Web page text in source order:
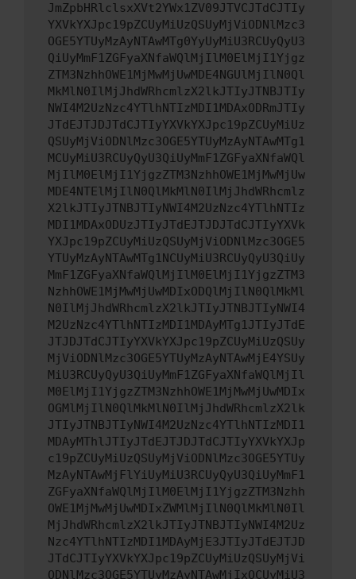
JmZpbHRlclsxXVt2YWx1ZV09JTVCJTdCJTIy
YXVkYXJpc19pZCUyMiUzQSUyMjViODNlMzc3
OGE5YTUyMzAyNTAwMTg0YyUyMiU3RCUyQyU3
QiUyMmF1ZGFyaXNfaWQlMjIlM0ElMjI1Yjgz
ZTM3NzhhOWE1MjMwMjUwMDE4NGUlMjIlN0Ql
MkMlN0IlMjJhdWRhcmlzX2lkJTIyJTNBJTIy
NWI4M2UzNzc4YTlhNTIzMDI1MDAxODRmJTIy
JTdEJTJDJTdCJTIyYXVkYXJpc19pZCUyMiUz
QSUyMjViODNlMzc3OGE5YTUyMzAyNTAwMTg1
MCUyMiU3RCUyQyU3QiUyMmF1ZGFyaXNfaWQl
MjIlM0ElMjI1YjgzZTM3NzhhOWE1MjMwMjUw
MDE4NTElMjIlN0QlMkMlN0IlMjJhdWRhcmlz
X2lkJTIyJTNBJTIyNWI4M2UzNzc4YTlhNTIz
MDI1MDAxODUzJTIyJTdEJTJDJTdCJTIyYXVk
YXJpc19pZCUyMiUzQSUyMjViODNlMzc3OGE5
YTUyMzAyNTAwMTg1NCUyMiU3RCUyQyU3QiUy
MmF1ZGFyaXNfaWQlMjIlM0ElMjI1YjgzZTM3
NzhhOWE1MjMwMjUwMDIxODQlMjIlN0QlMkMl
N0IlMjJhdWRhcmlzX2lkJTIyJTNBJTIyNWI4
M2UzNzc4YTlhNTIzMDI1MDAyMTg1JTIyJTdE
JTJDJTdCJTIyYXVkYXJpc19pZCUyMiUzQSUy
MjViODNlMzc3OGE5YTUyMzAyNTAwMjE4YSUy
MiU3RCUyQyU3QiUyMmF1ZGFyaXNfaWQlMjIl
M0ElMjI1YjgzZTM3NzhhOWE1MjMwMjUwMDIx
OGMlMjIlN0QlMkMlN0IlMjJhdWRhcmlzX2lk
JTIyJTNBJTIyNWI4M2UzNzc4YTlhNTIzMDI1
MDAyMThlJTIyJTdEJTJDJTdCJTIyYXVkYXJp
c19pZCUyMiUzQSUyMjViODNlMzc3OGE5YTUy
MzAyNTAwMjFlYiUyMiU3RCUyQyU3QiUyMmF1
ZGFyaXNfaWQlMjIlM0ElMjI1YjgzZTM3Nzhh
OWE1MjMwMjUwMDIxZWMlMjIlN0QlMkMlN0Il
MjJhdWRhcmlzX2lkJTIyJTNBJTIyNWI4M2Uz
Nzc4YTlhNTIzMDI1MDAyMjE3JTIyJTdEJTJD
JTdCJTIyYXVkYXJpc19pZCUyMiUzQSUyMjVi
ODNlMzc3OGE5YTUyMzAyNTAwMjIxOCUyMiU3